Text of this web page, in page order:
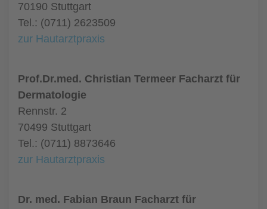
70190 Stuttgart
Tel.: (0711) 2623509
zur Hautarztpraxis
Prof.Dr.med. Christian Termeer Facharzt für
Dermatologie
Rennstr. 2
70499 Stuttgart
Tel.: (0711) 8873646
zur Hautarztpraxis
Dr. med. Fabian Braun Facharzt für